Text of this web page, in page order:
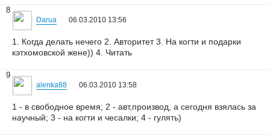
8
Darua 06.03.2010 13:56
1. Когда делать нечего 2. Авторитет 3. На когти и подарки
кэтхомовской жене)) 4. Читать
9
alenka88 06.03.2010 13:58
1 - в свободное время; 2 - авт,производ, а сегодня взялась за
научный; 3 - на когти и чесалки; 4 - гулять)